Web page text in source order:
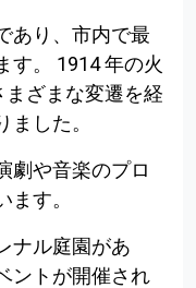
あり、市内で最
す。 1914 年の火
まざまな変遷を経
した。
劇や音楽のプロ
す。
ナル庭園があ
ントが開催され